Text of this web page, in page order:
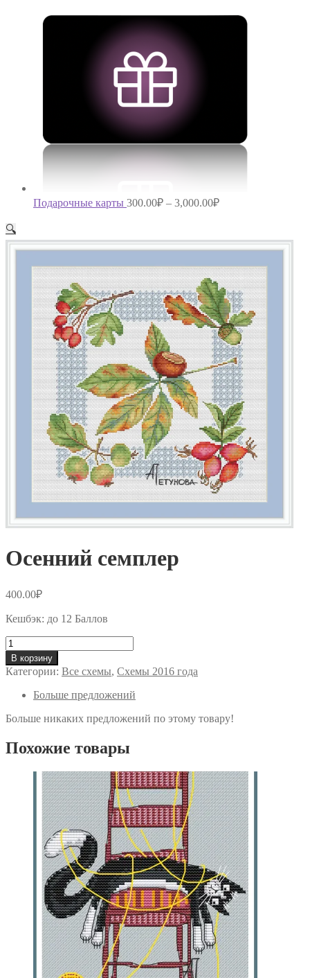
Подарочные карты 300.00₽ – 3,000.00₽
🔍
Осенний семплер
400.00₽
Кешбэк: до 12 Баллов
Количество
товара
Осенний
семплер
В корзину
Категории: Все схемы, Схемы 2016 года
Больше предложений
Больше никаких предложений по этому товару!
Похожие товары